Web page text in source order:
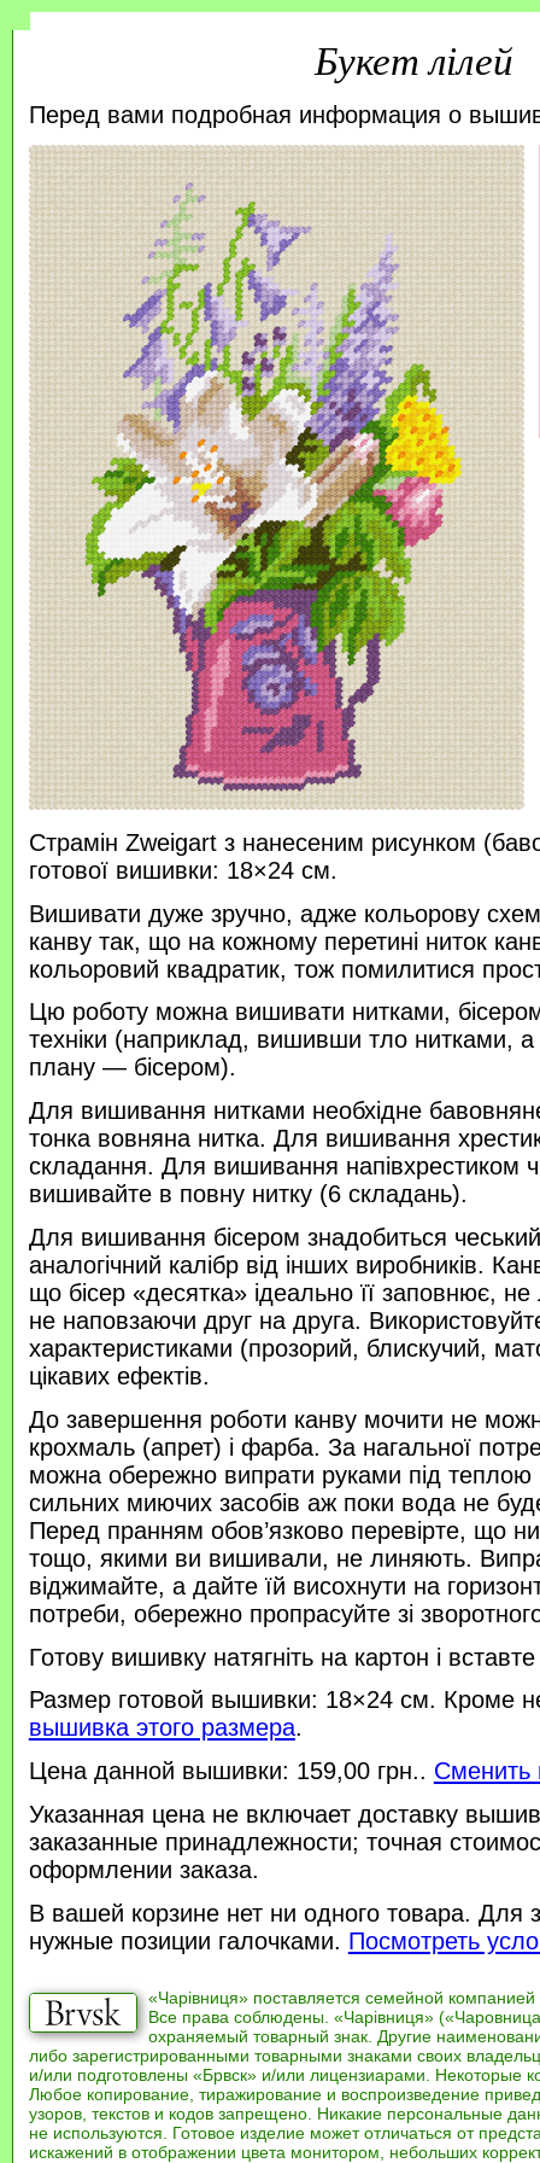
Букет лілей
Перед вами подробная информация о
Страмін Zweigart з нанесеним рисунком
готової вишивки: 18×24 см.
Вишивати дуже зручно, адже кольорову
канву так, що на кожному перетині ниток
кольоровий квадратик, тож помилитися
Цю роботу можна вишивати нитками, бісером
техніки (наприклад, вишивши тло нитками, а
плану — бісером).
Для вишивання нитками необхідне
тонка вовняна нитка. Для вишивання
складання. Для вишивання напівхрестиком
вишивайте в повну нитку (6 складань).
Для вишивання бісером знадобиться
аналогічний калібр від інших виробників.
що бісер «десятка» ідеально її заповнює,
не наповзаючи друг на друга.
характеристиками (прозорий, блискучий,
цікавих ефектів.
До завершення роботи канву мочити не
крохмаль (апрет) і фарба. За нагальної
можна обережно випрати руками під
сильних миючих засобів аж поки вода не
Перед пранням обов’язково перевірте, що
тощо, якими ви вишивали, не линяють.
віджимайте, а дайте їй висохнути на
потреби, обережно пропрасуйте зі
Готову вишивку натягніть на картон і
Размер готовой вышивки: 18×24 см. Кроме
вышивка этого размера.
Цена данной вышивки: 159,00 грн.. Сменить
Указанная цена не включает доставку
заказанные принадлежности; точная
оформлении заказа.
В вашей корзине нет ни одного товара. Для
нужные позиции галочками. Посмотреть
«Чарівниця» поставляется семейной компанией
Все права соблюдены. «Чарівниця»
охраняемый товарный знак. Другие
либо зарегистрированными товарными знаками своих
и/или подготовлены «Брвск» и/или лицензиарами. Некоторые
Любое копирование, тиражирование и воспроизведение
узоров, текстов и кодов запрещено. Никакие персональные
не используются. Готовое изделие может отличаться от
искажений в отображении цвета монитором, небольших